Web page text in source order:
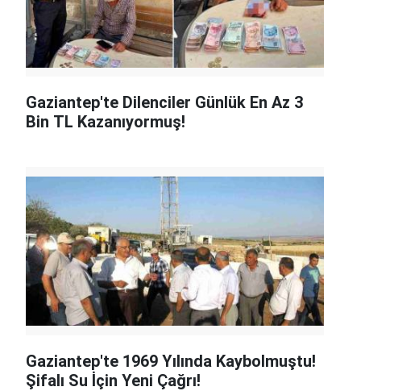
Gaziantep'te Dilenciler Günlük En Az 3
Bin TL Kazanıyormuş!
Gaziantep'te 1969 Yılında Kaybolmuştu!
Şifalı Su İçin Yeni Çağrı!